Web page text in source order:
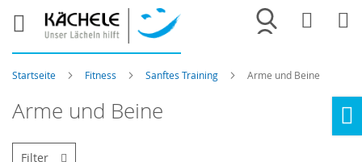
Merkliste
Startseite Fitness Sanftes Training Arme und Beine
Arme und Beine
Filter